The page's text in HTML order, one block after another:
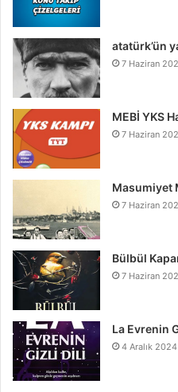
atatürk’ün
7 Haziran
MEBİ YKS
7 Haziran
Masumiyet
7 Haziran
Bülbül
7 Haziran
La Evrenin
4 Aralık 2024